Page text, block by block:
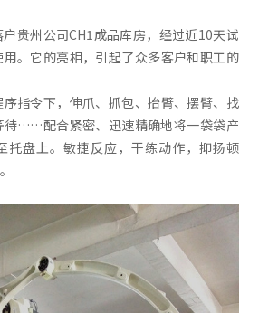
贵州公司CH1成品库房，经过近10天试
。它的亮相，引起了众多客户和职工的
指令下，伸爪、抓包、抬臂、摆臂、找
待……配合紧密、迅速精确地将一袋袋产
托盘上。敏捷反应，干练动作，抑扬顿